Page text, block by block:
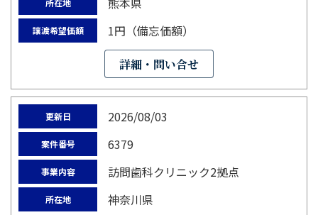
所在地
譲渡希望価額 1円（備忘価額）
詳細・問い合せ
更新日 2026/08/03
案件番号 6379
事業内容 訪問歯科クリニック2拠点
所在地 神奈川県